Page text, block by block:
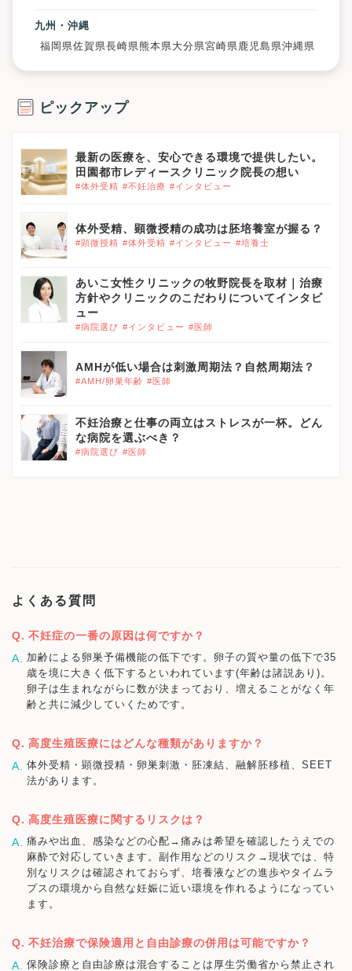
九州・沖縄
福岡県佐賀県長崎県熊本県大分県宮崎県鹿児島県沖縄県
ピックアップ
最新の医療を、安心できる環境で提供したい。
田園都市レディースクリニック院長の想い
#体外受精 #不妊治療 #インタビュー
体外受精、顕微授精の成功は胚培養室が握る？
#顕微授精 #体外受精 #インタビュー #培養士
あいこ女性クリニックの牧野院長を取材｜治療
方針やクリニックのこだわりについてインタビ
ュー
#病院選び #インタビュー #医師
AMHが低い場合は刺激周期法？自然周期法？
#AMH/卵巣年齢 #医師
不妊治療と仕事の両立はストレスが一杯。どん
な病院を選ぶべき？
#病院選び #医師
よくある質問
不妊症の一番の原因は何ですか？
加齢による卵巣予備機能の低下です。卵子の質や量の低下で35
歳を境に大きく低下するといわれています(年齢は諸説あり)。
卵子は生まれながらに数が決まっており、増えることがなく年
齢と共に減少していくためです。
高度生殖医療にはどんな種類がありますか？
体外受精・顕微授精・卵巣刺激・胚凍結、融解胚移植、SEET
法があります。
高度生殖医療に関するリスクは？
痛みや出血、感染などの心配→痛みは希望を確認したうえでの
麻酔で対応していきます。副作用などのリスク→現状では、特
別なリスクは確認されておらず、培養液などの進歩やタイムラ
プスの環境から自然な妊娠に近い環境を作れるようになってい
ます。
不妊治療で保険適用と自由診療の併用は可能ですか？
保険診療と自由診療は混合することは厚生労働省から禁止され